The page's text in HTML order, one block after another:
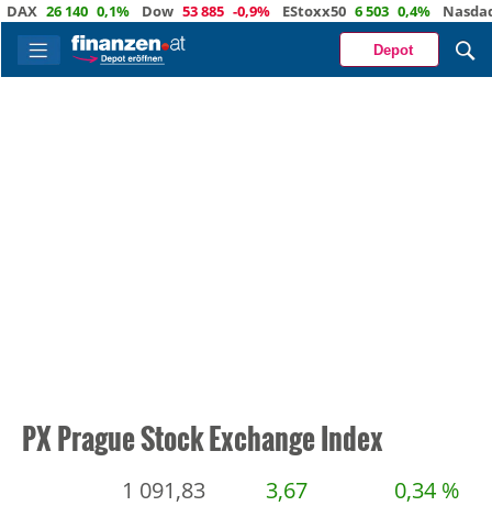
26 140 0,1% Dow 53 885 -0,9% EStoxx50 6 503 0,4% Nasdaq
Depot
PX Prague Stock Exchange Index
1 091,83 3,67 0,34 %